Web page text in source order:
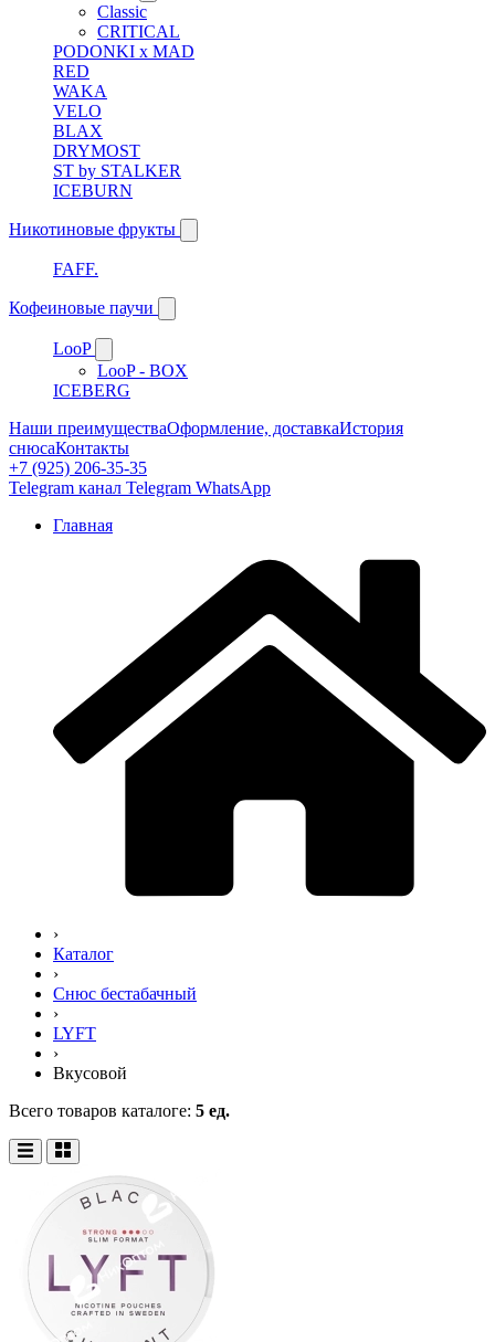
Classic
CRITICAL
PODONKI x MAD
RED
WAKA
VELO
BLAX
DRYMOST
ST by STALKER
ICEBURN
Никотиновые фрукты
FAFF.
Кофеиновые паучи
LooP
LooP - BOX
ICEBERG
Наши преимуществаОформление, доставкаИстория
снюсаКонтакты
+7 (925) 206-35-35
Telegram канал Telegram WhatsApp
Главная
›
Каталог
›
Снюс бестабачный
›
LYFT
›
Вкусовой
Всего товаров каталоге: 5 ед.